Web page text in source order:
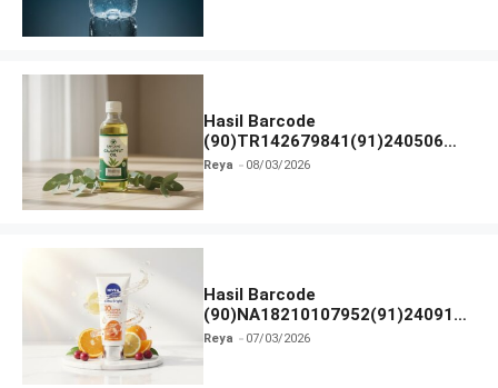
Hasil Barcode
(90)TR142679841(91)240506
dan Izin BPOM
Reya 08/03/2026
Hasil Barcode
(90)NA18210107952(91)240912
dan Izin BPOM
Reya 07/03/2026